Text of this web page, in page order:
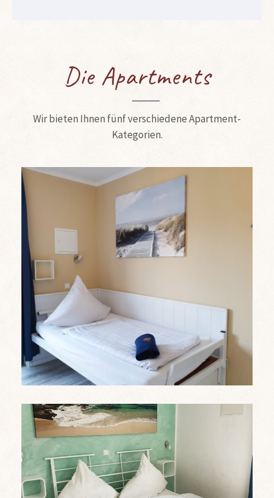
Die Apartments
Wir bieten Ihnen fünf verschiedene Apartment-
Kategorien.
Einzel-Apartments
Mehr erfahren
Doppel-Apartments
Mehr erfahren